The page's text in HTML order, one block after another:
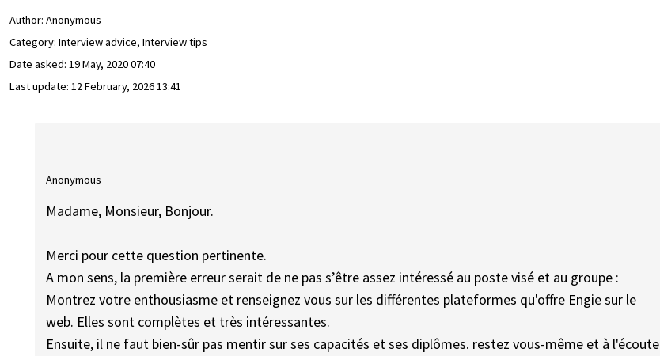
Author: Anonymous
Category: Interview advice, Interview tips
Date asked: 19 May, 2020 07:40
Last update: 12 February, 2026 13:41
Anonymous
Madame, Monsieur, Bonjour.
Merci pour cette question pertinente.
A mon sens, la première erreur serait de ne pas s’être assez intéressé au poste visé et au groupe :
Montrez votre enthousiasme et renseignez vous sur les différentes plateformes qu'offre Engie sur le
web. Elles sont complètes et très intéressantes.
Ensuite, il ne faut bien-sûr pas mentir sur ses capacités et ses diplômes. restez vous-même et à l'écoute